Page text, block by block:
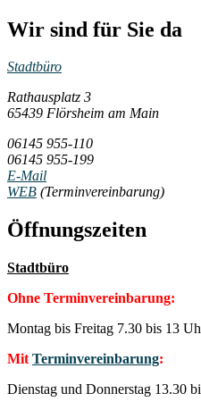
Wir sind für Sie da
Stadtbüro
Rathausplatz 3
65439 Flörsheim am Main
06145 955-110
06145 955-199
E-Mail
WEB (Terminvereinbarung)
Öffnungszeiten
Stadtbüro
Ohne Terminvereinbarung:
Montag bis Freitag 7.30 bis 13
Mit Terminvereinbarung:
Dienstag und Donnerstag 13.30